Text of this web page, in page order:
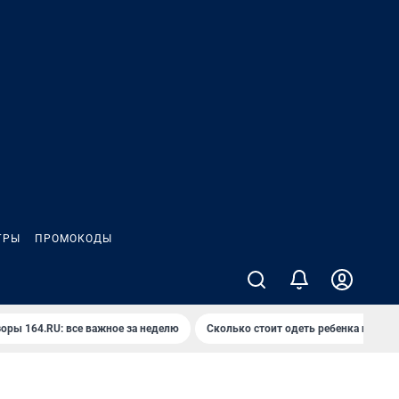
ПРОМОКОДЫ
164.RU: все важное за неделю Сколько стоит одеть ребенка на